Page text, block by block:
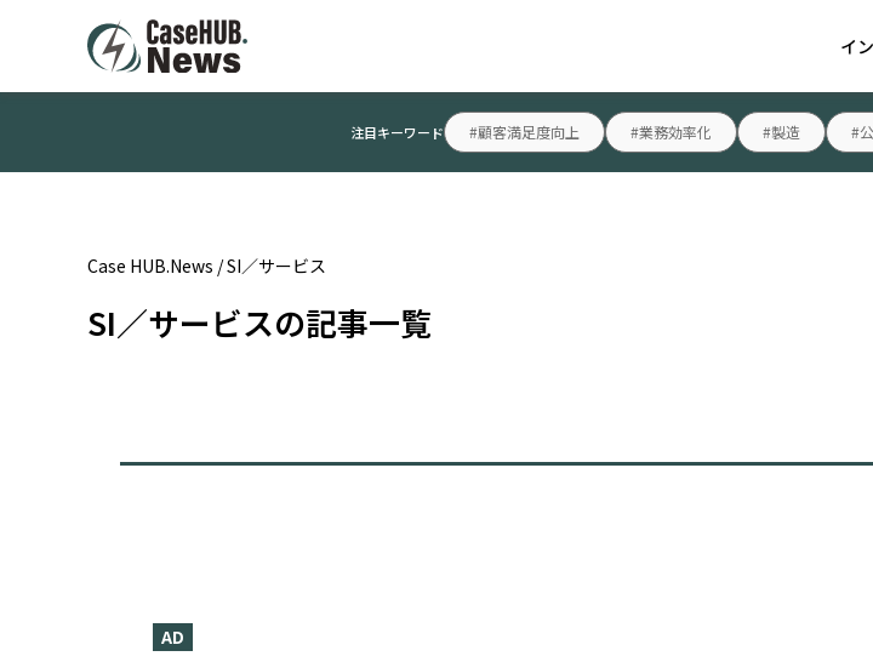
イ
注目キーワード #顧客満足度向上 #業務効率化 #製造 #
Case HUB.News /SI／サービス
SI／サービスの記事一覧
AD